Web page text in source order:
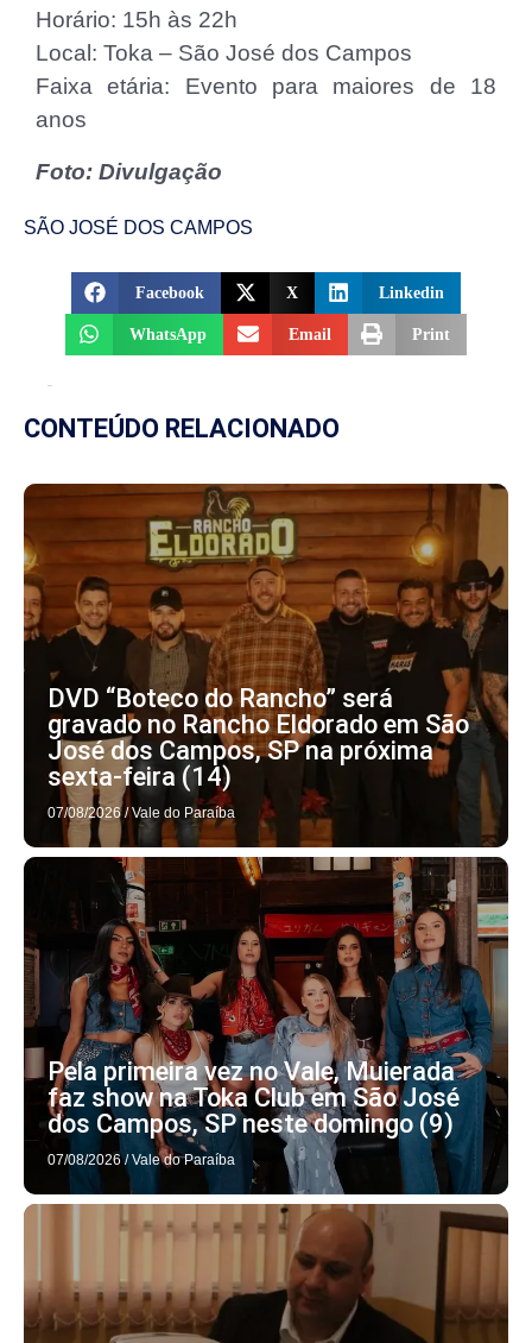
Horário: 15h às 22h
Local: Toka – São José dos Campos
Faixa etária: Evento para maiores de 18
anos
Foto: Divulgação
SÃO JOSÉ DOS CAMPOS
Facebook X Linkedin
WhatsApp Email Print
CONTEÚDO RELACIONADO
DVD “Boteco do Rancho” será
gravado no Rancho Eldorado em São
José dos Campos, SP na próxima
sexta-feira (14)
07/08/2026 / Vale do Paraíba
Pela primeira vez no Vale, Muierada
faz show na Toka Club em São José
dos Campos, SP neste domingo (9)
07/08/2026 / Vale do Paraíba